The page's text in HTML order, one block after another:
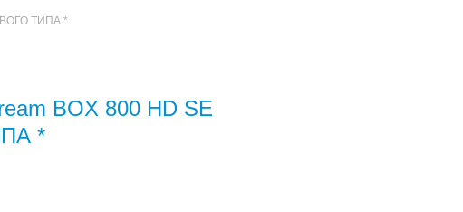
ТИПА *
BOX 800 HD SE
*